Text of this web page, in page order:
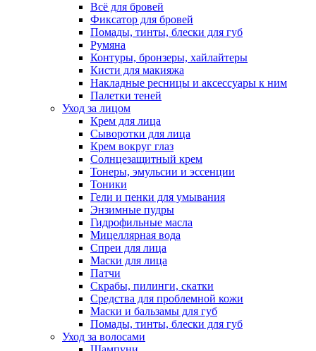
Всё для бровей
Фиксатор для бровей
Помады, тинты, блески для губ
Румяна
Контуры, бронзеры, хайлайтеры
Кисти для макияжа
Накладные ресницы и аксессуары к ним
Палетки теней
Уход за лицом
Крем для лица
Сыворотки для лица
Крем вокруг глаз
Солнцезащитный крем
Тонеры, эмульсии и эссенции
Тоники
Гели и пенки для умывания
Энзимные пудры
Гидрофильные масла
Мицеллярная вода
Спреи для лица
Маски для лица
Патчи
Скрабы, пилинги, скатки
Средства для проблемной кожи
Маски и бальзамы для губ
Помады, тинты, блески для губ
Уход за волосами